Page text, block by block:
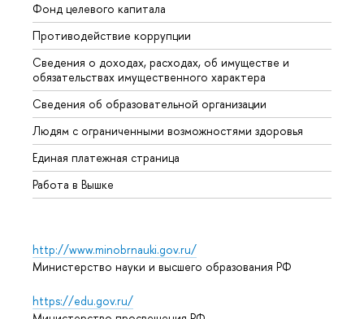
Фонд целевого капитала
Противодействие коррупции
Сведения о доходах, расходах, об имуществе и
обязательствах имущественного характера
Сведения об образовательной организации
Людям с ограниченными возможностями здоровья
Единая платежная страница
Работа в Вышке
http://www.minobrnauki.gov.ru/
Министерство науки и высшего образования РФ
https://edu.gov.ru/